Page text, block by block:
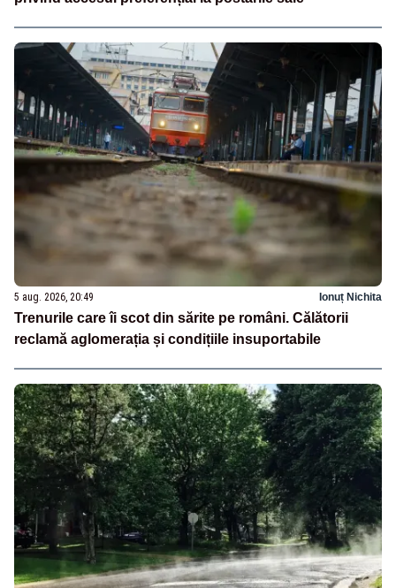
5 aug. 2026, 20:49 Ionuț Nichita
Trenurile care îi scot din sărite pe români. Călătorii
reclamă aglomerația și condițiile insuportabile